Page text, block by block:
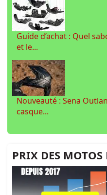
Guide d’achat : Quel
et le...
Nouveauté : Sena
casque...
PRIX DES MOTOS